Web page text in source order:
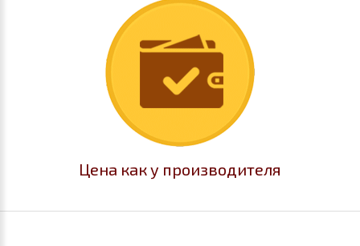
Цена как у производителя